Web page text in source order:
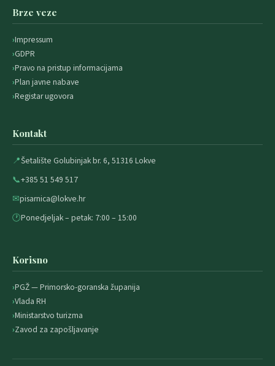
Brze veze
Impressum
GDPR
Pravo na pristup informacijama
Plan javne nabave
Registar ugovora
Kontakt
📍Šetalište Golubinjak br. 6, 51316 Lokve
📞+385 51 549 517
✉pisarnica@lokve.hr
🕐Ponedjeljak – petak: 7:00 – 15:00
Korisno
PGŽ — Primorsko-goranska županija
Vlada RH
Ministarstvo turizma
Zavod za zapošljavanje